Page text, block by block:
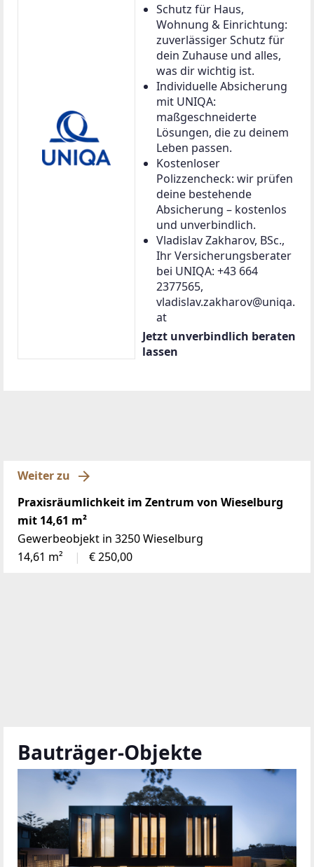
Schutz für Haus,
Wohnung & Einrichtung:
zuverlässiger Schutz für
dein Zuhause und alles,
was dir wichtig ist.
Individuelle Absicherung
mit UNIQA:
maßgeschneiderte
Lösungen, die zu deinem
Leben passen.
Kostenloser
Polizzencheck: wir prüfen
deine bestehende
Absicherung – kostenlos
und unverbindlich.
Vladislav Zakharov, BSc.,
Ihr Versicherungsberater
bei UNIQA: +43 664
2377565,
vladislav.zakharov@uniqa.
at
Jetzt unverbindlich beraten
lassen
Weiter zu
Praxisräumlichkeit im Zentrum von Wieselburg
mit 14,61 m²
Gewerbeobjekt in 3250 Wieselburg
14,61 m²
€ 250,00
Bauträger-Objekte